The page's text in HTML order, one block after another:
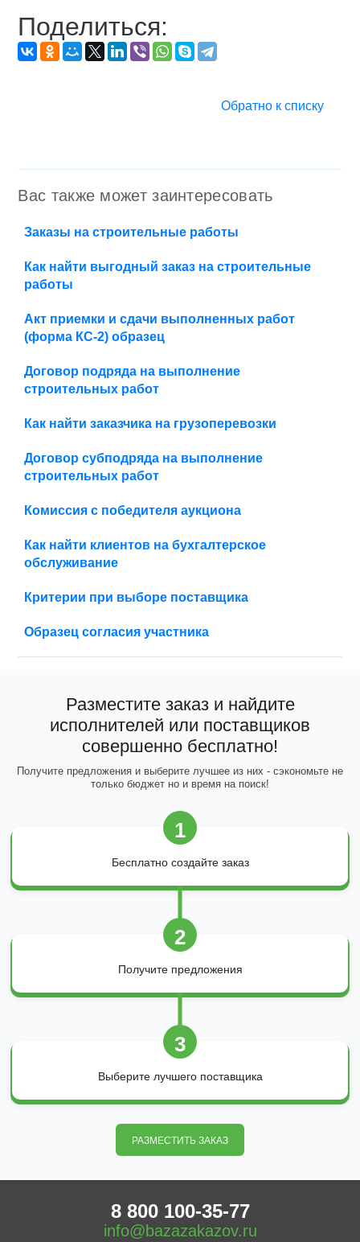
Поделиться:
Обратно к списку
Вас также может заинтересовать
Заказы на строительные работы
Как найти выгодный заказ на строительные
работы
Акт приемки и сдачи выполненных работ
(форма КС-2) образец
Договор подряда на выполнение
строительных работ
Как найти заказчика на грузоперевозки
Договор субподряда на выполнение
строительных работ
Комиссия с победителя аукциона
Как найти клиентов на бухгалтерское
обслуживание
Критерии при выборе поставщика
Образец согласия участника
Разместите заказ и найдите
исполнителей или поставщиков
совершенно бесплатно!
Получите предложения и выберите лучшее из них - сэкономьте не
только бюджет но и время на поиск!
1
Бесплатно создайте заказ
2
Получите предложения
3
Выберите лучшего поставщика
РАЗМЕСТИТЬ ЗАКАЗ
8 800 100-35-77
info@bazazakazov.ru